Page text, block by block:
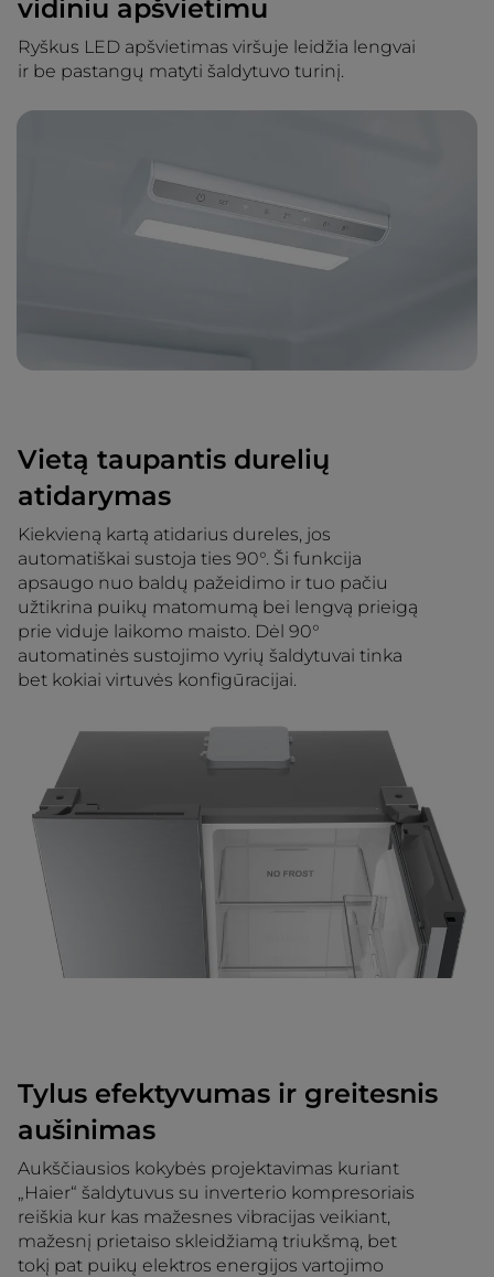
vidiniu apšvietimu
Ryškus LED apšvietimas viršuje leidžia lengvai
ir be pastangų matyti šaldytuvo turinį.
Vietą taupantis durelių
atidarymas
Kiekvieną kartą atidarius dureles, jos
automatiškai sustoja ties 90°. Ši funkcija
apsaugo nuo baldų pažeidimo ir tuo pačiu
užtikrina puikų matomumą bei lengvą prieigą
prie viduje laikomo maisto. Dėl 90°
automatinės sustojimo vyrių šaldytuvai tinka
bet kokiai virtuvės konfigūracijai.
Tylus efektyvumas ir greitesnis
aušinimas
Aukščiausios kokybės projektavimas kuriant
„Haier“ šaldytuvus su inverterio kompresoriais
reiškia kur kas mažesnes vibracijas veikiant,
mažesnį prietaiso skleidžiamą triukšmą, bet
tokį pat puikų elektros energijos vartojimo